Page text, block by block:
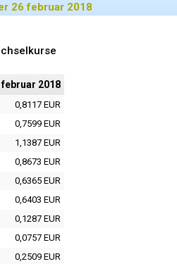
26 februar 2018
februar 2018
0,8117 EUR
0,7599 EUR
1,1387 EUR
0,8673 EUR
0,6365 EUR
0,6403 EUR
0,1287 EUR
0,0757 EUR
0,2509 EUR